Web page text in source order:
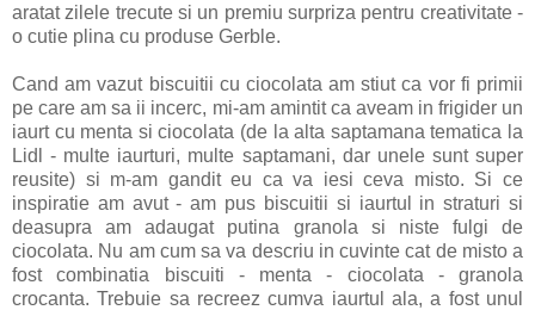
aratat zilele trecute si un premiu surpriza pentru creativitate -
o cutie plina cu produse Gerble.
Cand am vazut biscuitii cu ciocolata am stiut ca vor fi primii
pe care am sa ii incerc, mi-am amintit ca aveam in frigider un
iaurt cu menta si ciocolata (de la alta saptamana tematica la
Lidl - multe iaurturi, multe saptamani, dar unele sunt super
reusite) si m-am gandit eu ca va iesi ceva misto. Si ce
inspiratie am avut - am pus biscuitii si iaurtul in straturi si
deasupra am adaugat putina granola si niste fulgi de
ciocolata. Nu am cum sa va descriu in cuvinte cat de misto a
fost combinatia biscuiti - menta - ciocolata - granola
crocanta. Trebuie sa recreez cumva iaurtul ala, a fost unul